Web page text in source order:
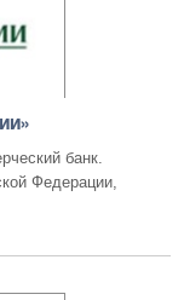
банк.
Федерации,